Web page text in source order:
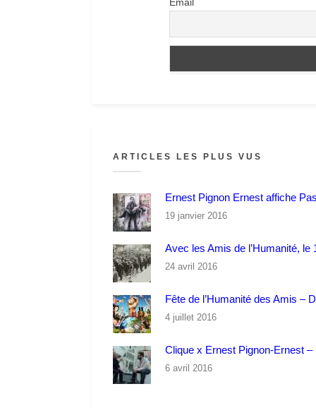
ARTICLES LES PLUS VUS
Ernest Pignon Ernest affiche
19 janvier 2016
Avec les Amis de l’Humanité, le
24 avril 2016
Fête de l’Humanité des Amis –
4 juillet 2016
Clique x Ernest Pignon-Ernest
6 avril 2016